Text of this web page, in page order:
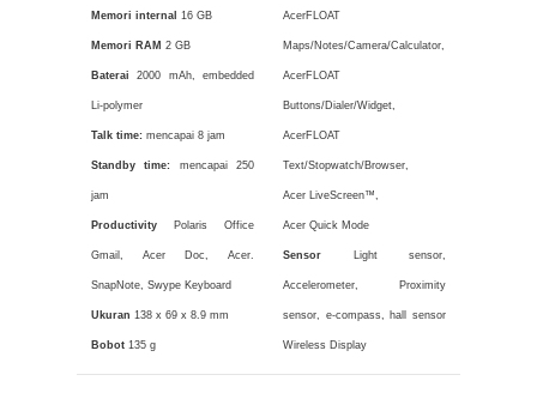
Memori internal 16 GB
Memori RAM 2 GB
Baterai2000 mAh, embedded
Li-polymer
Talk time: mencapai 8 jam
Standby time: mencapai 250
jam
Productivity Polaris Office
Gmail, Acer Doc, Acer.
SnapNote, Swype Keyboard
Ukuran 138 x 69 x 8.9 mm
Bobot 135 g
AcerFLOAT
Maps/Notes/Camera/Calculator,
AcerFLOAT
Buttons/Dialer/Widget,
AcerFLOAT
Text/Stopwatch/Browser,
Acer LiveScreen™,
Acer Quick Mode
Sensor Light sensor,
Accelerometer, Proximity
sensor, e-compass, hall sensor
Wireless Display